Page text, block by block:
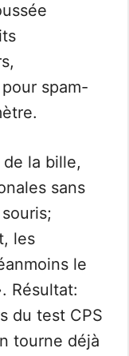
spam-
la bille,
sans
les
le
Résultat:
du test CPS
tourne déjà